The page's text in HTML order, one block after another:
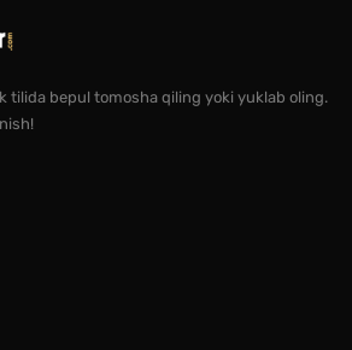
tilida bepul tomosha qiling yoki yuklab oling.